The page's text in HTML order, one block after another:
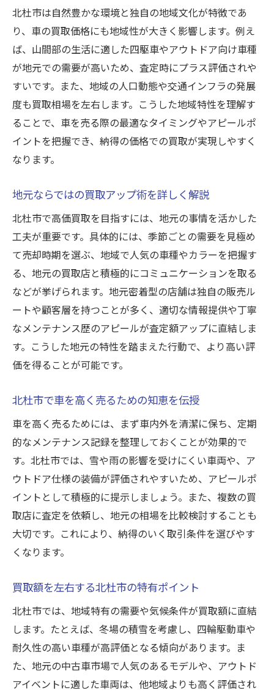
北杜市は自然豊かな環境と独自の地域文化が特徴であ
り、車の買取価格にも地域性が大きく影響します。例え
ば、山間部の生活に適した四駆車やアウトドア向け車種
が地元での需要が高いため、査定時にプラス評価されや
すいです。また、地域の人口動態や交通インフラの発展
度も買取相場を左右します。こうした地域特性を理解す
ることで、車を売る際の最適なタイミングやアピールポ
イントを把握でき、納得の価格での買取が実現しやすく
なります。
地元ならではの買取アップ術を詳しく解説
北杜市で高価買取を目指すには、地元の事情を活かした
工夫が重要です。具体的には、季節ごとの需要を見極め
て売却時期を選ぶ、地域で人気の車種やカラーを把握す
る、地元の買取店と積極的にコミュニケーションを取る
などが挙げられます。地元密着型の店舗は独自の販売ル
ートや顧客層を持つことが多く、適切な情報提供や丁寧
なメンテナンス歴のアピールが査定額アップに直結しま
す。こうした地元の特性を踏まえた行動で、より高い評
価を得ることが可能です。
北杜市で車を高く売るための知恵を伝授
車を高く売るためには、まず車内外を清潔に保ち、定期
的なメンテナンス記録を整理しておくことが効果的で
す。北杜市では、雪や雨の影響を受けにくい車両や、ア
ウトドア仕様の装備が評価されやすいため、アピールポ
イントとして積極的に提示しましょう。また、複数の買
取店に査定を依頼し、地元の相場を比較検討することも
大切です。これにより、納得のいく取引条件を選びやす
くなります。
買取額を左右する北杜市の特有ポイント
北杜市では、地域特有の需要や気候条件が買取額に直結
します。たとえば、冬場の積雪を考慮し、四輪駆動車や
耐久性の高い車種が高評価となる傾向があります。ま
た、地元の中古車市場で人気のあるモデルや、アウトド
アイベントに適した車両は、他地域よりも高く評価され